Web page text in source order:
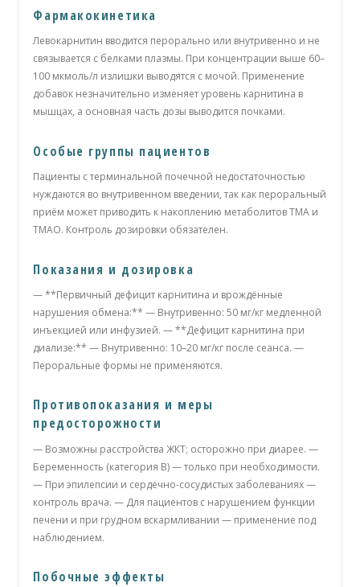
Фармакокинетика
Левокарнитин вводится перорально или внутривенно и не
связывается с белками плазмы. При концентрации выше 60–
100 мкмоль/л излишки выводятся с мочой. Применение
добавок незначительно изменяет уровень карнитина в
мышцах, а основная часть дозы выводится почками.
Особые группы пациентов
Пациенты с терминальной почечной недостаточностью
нуждаются во внутривенном введении, так как пероральный
приём может приводить к накоплению метаболитов ТМА и
ТМАО. Контроль дозировки обязателен.
Показания и дозировка
— **Первичный дефицит карнитина и врождённые
нарушения обмена:** — Внутривенно: 50 мг/кг медленной
инъекцией или инфузией. — **Дефицит карнитина при
диализе:** — Внутривенно: 10–20 мг/кг после сеанса. —
Пероральные формы не применяются.
Противопоказания и меры
предосторожности
— Возможны расстройства ЖКТ; осторожно при диарее. —
Беременность (категория B) — только при необходимости.
— При эпилепсии и сердечно-сосудистых заболеваниях —
контроль врача. — Для пациентов с нарушением функции
печени и при грудном вскармливании — применение под
наблюдением.
Побочные эффекты